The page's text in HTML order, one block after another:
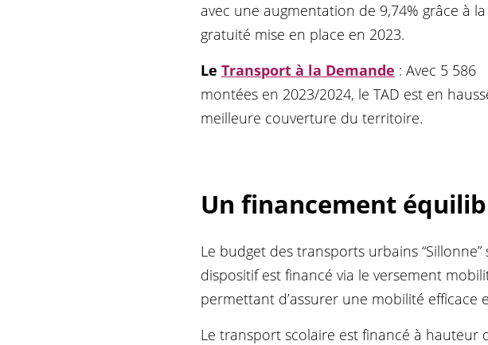
avec une augmentation de 9,74% grâce à la
gratuité mise en place en 2023.
Le Transport à la Demande : Avec 5 586
montées en 2023/2024, le TAD est en
meilleure couverture du territoire.
Un financement
Le budget des transports urbains “Sillonne”
dispositif est financé via le versement
permettant d’assurer une mobilité
Le transport scolaire est financé à hauteur